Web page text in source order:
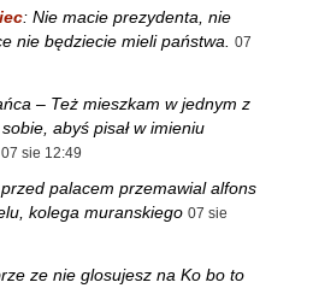
: Nie macie prezydenta, nie
nie będziecie mieli państwa.
07
– Też mieszkam w jednym z
abyś pisał w imieniu
07 sie 12:49
palacem przemawial alfons
kolega muranskiego 07 sie
ze nie glosujesz na Ko bo to